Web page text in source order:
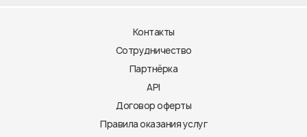
Контакты
Сотрудничество
Партнёрка
API
Договор оферты
Правила оказания услуг